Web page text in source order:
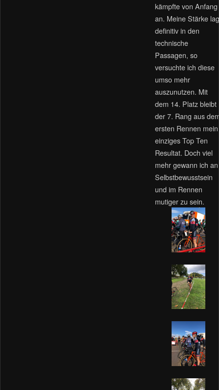
kämpfte von Anfang
an. Meine Stärke lag
definitiv in den
technische
Passagen, so
versuchte ich diese
umso mehr
auszunutzen. Mit
dem 14. Platz bleibt
der 7. Rang aus
ersten Rennen mein
einziges Top Ten
Resultat. Doch viel
mehr gewann ich an
Selbstbewusstsein
und im Rennen
mutiger zu sein.